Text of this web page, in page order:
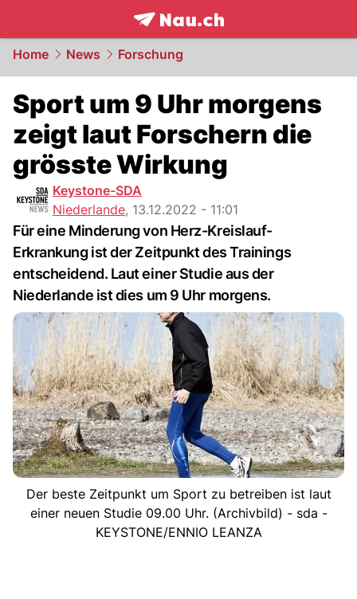
frontpage.NAU.ch
Home News Forschung
Sport um 9 Uhr morgens
zeigt laut Forschern die
grösste Wirkung
Keystone-SDA
Niederlande, 13.12.2022 - 11:01
Für eine Minderung von Herz-Kreislauf-
Erkrankung ist der Zeitpunkt des Trainings
entscheidend. Laut einer Studie aus der
Niederlande ist dies um 9 Uhr morgens.
Der beste Zeitpunkt um Sport zu betreiben ist laut
einer neuen Studie 09.00 Uhr. (Archivbild) - sda -
KEYSTONE/ENNIO LEANZA